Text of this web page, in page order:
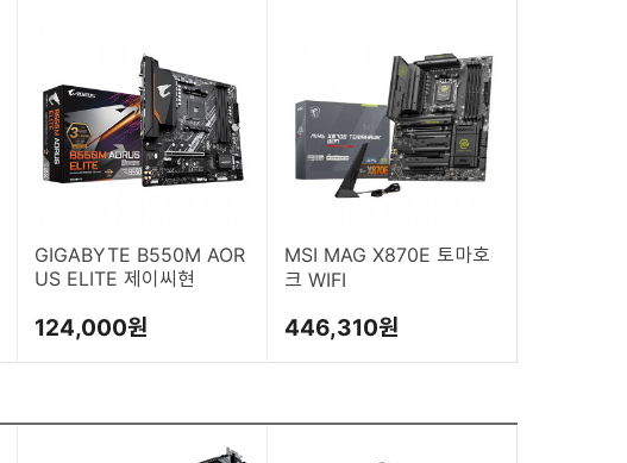
GIGABYTE B550M AOR
US ELITE 제이씨현
124,000원
MSI MAG X870E 토마호
크 WIFI
446,310원